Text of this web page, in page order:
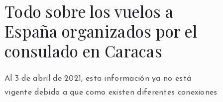
Todo sobre los vuelos a
España organizados por el
consulado en Caracas
Al 3 de abril de 2021, esta información ya no está
vigente debido a que como existen diferentes conexiones